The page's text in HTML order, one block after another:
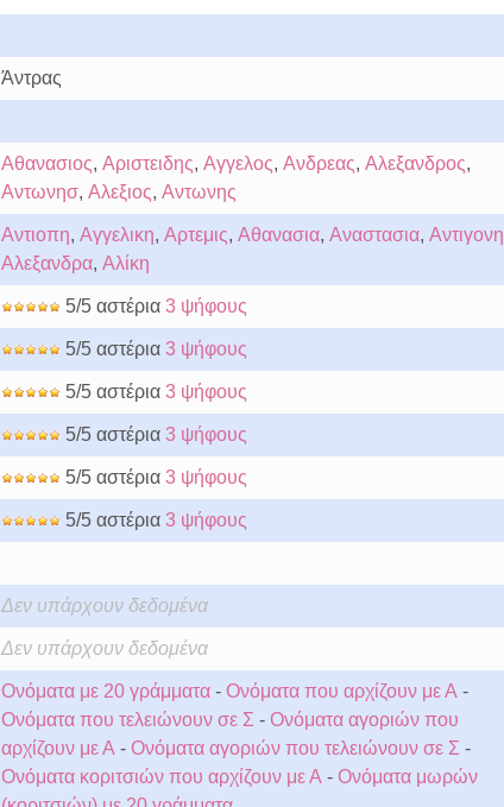
Άντρας
Αθανασιος, Αριστειδης, Αγγελος, Ανδρεας, Αλεξανδρος,
Αντωνησ, Αλεξιος, Αντωνης
Αντιοπη, Αγγελικη, Αρτεμις, Αθανασια, Αναστασια, Αντιγονη
Αλεξανδρα, Αλίκη
5/5 αστέρια 3 ψήφους
5/5 αστέρια 3 ψήφους
5/5 αστέρια 3 ψήφους
5/5 αστέρια 3 ψήφους
5/5 αστέρια 3 ψήφους
5/5 αστέρια 3 ψήφους
Δεν υπάρχουν δεδομένα
Δεν υπάρχουν δεδομένα
Ονόματα με 20 γράμματα- Ονόματα που αρχίζουν με Α -
Ονόματα που τελειώνουν σε Σ - Ονόματα αγοριών που
αρχίζουν με Α - Ονόματα αγοριών που τελειώνουν σε Σ -
Ονόματα κοριτσιών που αρχίζουν με Α - Ονόματα μωρών